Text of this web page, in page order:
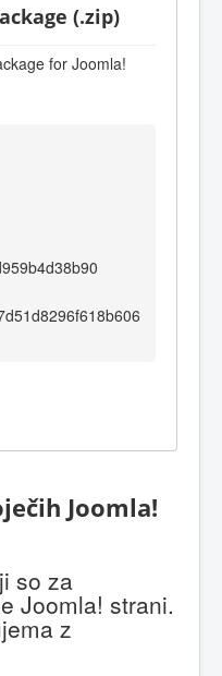
(.zip)
for Joomla!
Joomla!
so za
Joomla! strani.
z